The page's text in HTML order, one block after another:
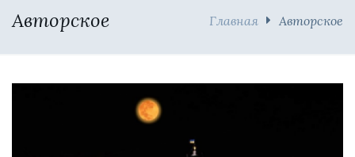
Авторское Главная Авторское